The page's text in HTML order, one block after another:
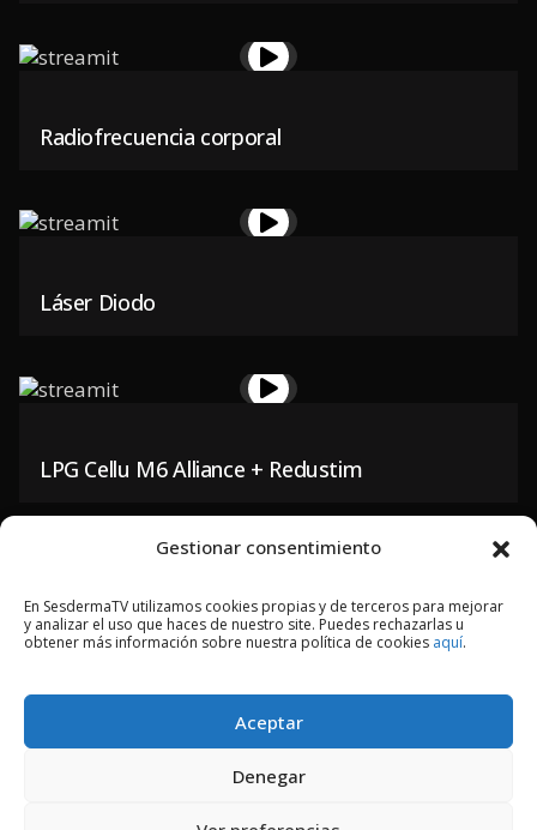
Gestionar consentimiento
En SesdermaTV utilizamos cookies propias y de terceros para mejorar
y analizar el uso que haces de nuestro site. Puedes rechazarlas u
obtener más información sobre nuestra política de cookies aquí.
Aceptar
Denegar
Radiofrecuencia corporal
Láser Diodo
LPG Cellu M6 Alliance + Redustim
Peeling Luminoso
2018 © Copyright Sesderma SL